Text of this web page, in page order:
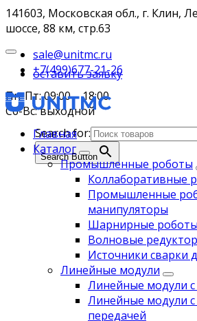
141603, Московская обл., г. Клин,
шоссе, 88 км, стр.63
sale@unitmc.ru
+7(499)677-21-26
Пн-Пт: 09:00 – 18:00
Сб-Вс: выходной
Search for:
Search Button
оставить заявку
Главная
Каталог
Промышленные роботы
Коллаборативные
Промышленные
манипуляторы
Шарнирные
Волновые
Источники сварки
Линейные модули
Линейные модули
Линейные модули
передачей